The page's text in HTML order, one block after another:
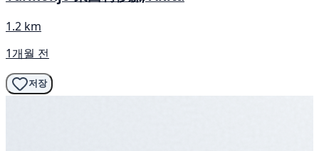
1.2 km
1개월 전
저장